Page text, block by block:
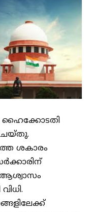
ഹൈക്കോടതി
ശകാരം